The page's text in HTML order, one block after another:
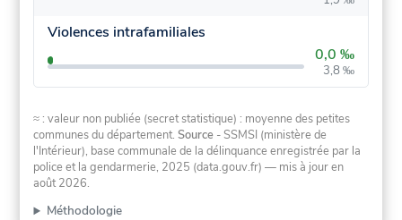
Violences intrafamiliales
0,0 ‰
3,8 ‰
≈ : valeur non publiée (secret statistique) : moyenne des petites
communes du département.Source - SSMSI (ministère de
l'Intérieur), base communale de la délinquance enregistrée par la
police et la gendarmerie, 2025 (data.gouv.fr) — mis à jour en
août 2026.
Méthodologie